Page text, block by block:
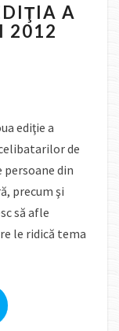
A
2012
ediţie a
de
din
precum şi
să afle
le ridică tema